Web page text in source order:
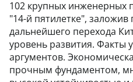
102 крупных инженерных
"14-й пятилетке",
дальнейшего перехода
уровень развития. Факты
аргументов.
прочным фундаментом,